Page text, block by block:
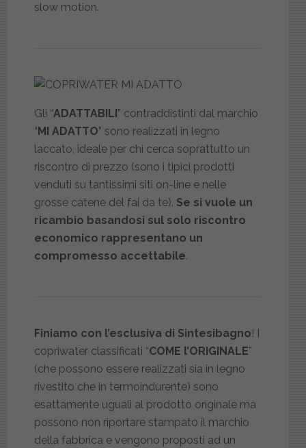
slow motion.
Gli “ADATTABILI” contraddistinti dal marchio
“MI ADATTO” sono realizzati in legno
laccato, ideale per chi cerca soprattutto un
riscontro di prezzo (sono i tipici prodotti
venduti su tantissimi siti on-line e nelle
grosse catene del fai da te). Se si vuole un
ricambio basandosi sul solo riscontro
economico rappresentano un
compromesso accettabile.
Finiamo con l’esclusiva di Sintesibagno! I
copriwater classificati “COME l’ORIGINALE”
(che possono essere realizzati sia in legno
rivestito che in termoindurente) sono
esattamente uguali al prodotto originale ma
possono non riportare stampato il marchio
della fabbrica e vengono proposti ad un